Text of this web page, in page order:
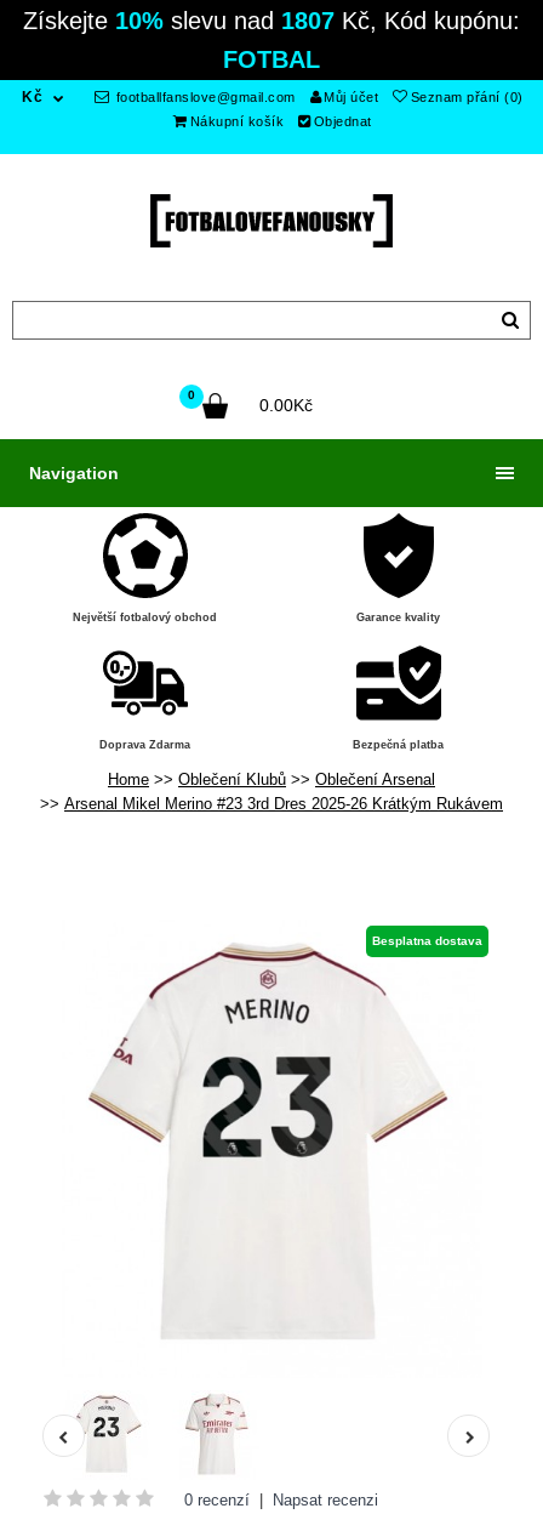
Získejte 10% slevu nad 1807 Kč, Kód kupónu:
FOTBAL
Kč footballfanslove@gmail.com Můj účet
Seznam přání (0)
Nákupní košík
Objednat
0
0.00Kč
Navigation
Největší fotbalový obchod Garance kvality
Doprava Zdarma Bezpečná platba
Home Oblečení Klubů
Oblečení Arsenal
Arsenal Mikel Merino #23 3rd Dres 2025-26 Krátkým Rukávem
Besplatna dostava
0 recenzí Napsat recenzi